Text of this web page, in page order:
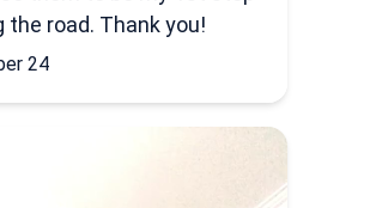
the road. Thank you!
24